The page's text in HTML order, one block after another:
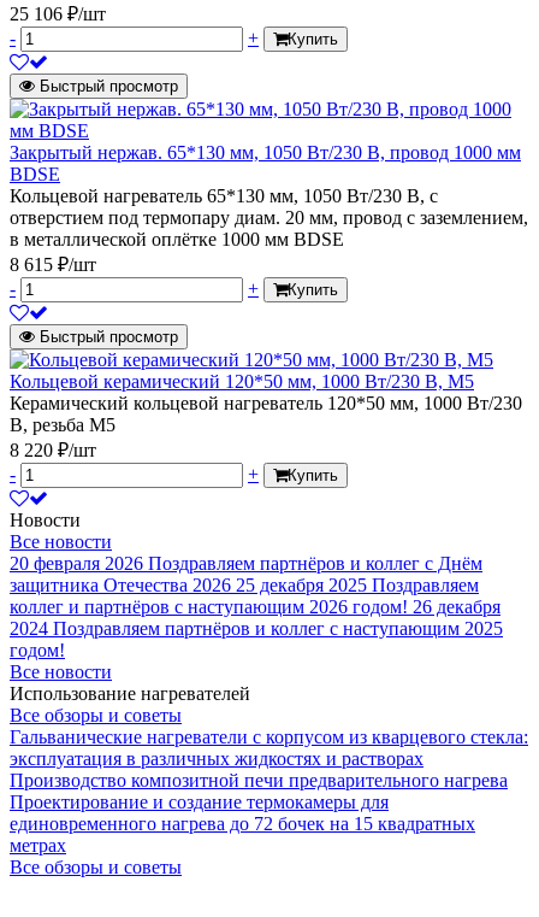
25 106 ₽/шт
-
+ Купить
Быстрый просмотр
Закрытый нержав. 65*130 мм, 1050 Вт/230 В, провод 1000 мм
BDSE
Кольцевой нагреватель 65*130 мм, 1050 Вт/230 В, с
отверстием под термопару диам. 20 мм, провод с заземлением,
в металлической оплётке 1000 мм BDSE
8 615 ₽/шт
-
+ Купить
Быстрый просмотр
Кольцевой керамический 120*50 мм, 1000 Вт/230 В, М5
Керамический кольцевой нагреватель 120*50 мм, 1000 Вт/230
В, резьба М5
8 220 ₽/шт
-
+ Купить
Новости
Все новости
20 февраля 2026 Поздравляем партнёров и коллег с Днём
защитника Отечества 2026 25 декабря 2025 Поздравляем
коллег и партнёров с наступающим 2026 годом! 26 декабря
2024 Поздравляем партнёров и коллег с наступающим 2025
годом!
Все новости
Использование нагревателей
Все обзоры и советы
Гальванические нагреватели с корпусом из кварцевого стекла:
эксплуатация в различных жидкостях и растворах
Производство композитной печи предварительного нагрева
Проектирование и создание термокамеры для
единовременного нагрева до 72 бочек на 15 квадратных
метрах
Все обзоры и советы